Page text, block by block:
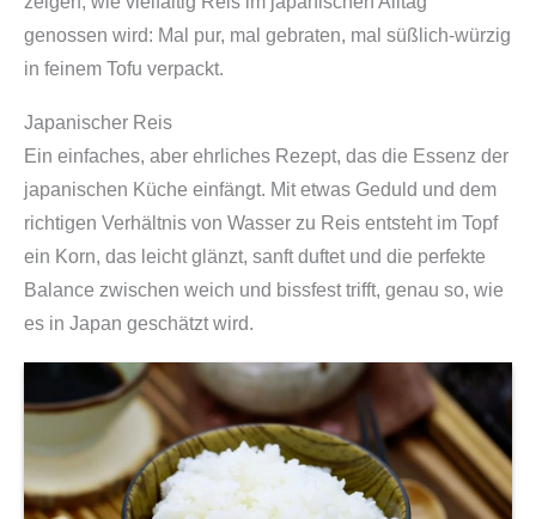
genossen wird: Mal pur, mal gebraten, mal süßlich-würzig
in feinem Tofu verpackt.
Japanischer Reis
Ein einfaches, aber ehrliches Rezept, das die Essenz der
japanischen Küche einfängt. Mit etwas Geduld und dem
richtigen Verhältnis von Wasser zu Reis entsteht im Topf
ein Korn, das leicht glänzt, sanft duftet und die perfekte
Balance zwischen weich und bissfest trifft, genau so, wie
es in Japan geschätzt wird.